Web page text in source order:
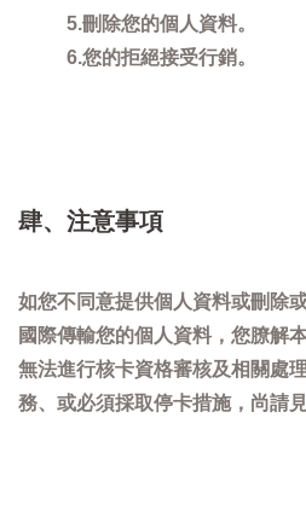
5.刪除您的個人資料。
6.您的拒絕接受行銷。
肆、注意事項
如您不同意提供個人資料或刪除
國際傳輸您的個人資料，您膫解
無法進行核卡資格審核及相關處
務、或必須採取停卡措施，尚請見